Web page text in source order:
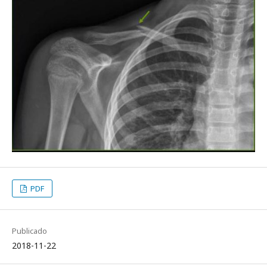
PDF
Publicado
2018-11-22